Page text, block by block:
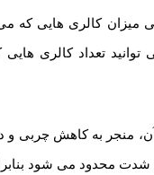
کالری هایی که می
تعداد کالری
منجر به کاهش چربی